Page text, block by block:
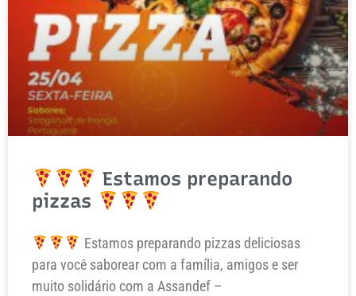
Estamos preparando
pizzas
Estamos preparando pizzas deliciosas
para você saborear com a família, amigos e ser
muito solidário com a Assandef –